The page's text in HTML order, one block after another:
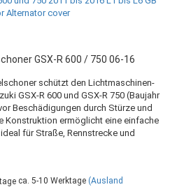
GSX-R 600 / 750 06-16
schützt den Lichtmaschinen-
GSX-R 600 und GSX-R 750 (Baujahr
Beschädigungen durch Stürze und
Konstruktion ermöglicht eine einfache
für Straße, Rennstrecke und
ca. 5-10 Werktage (Ausland